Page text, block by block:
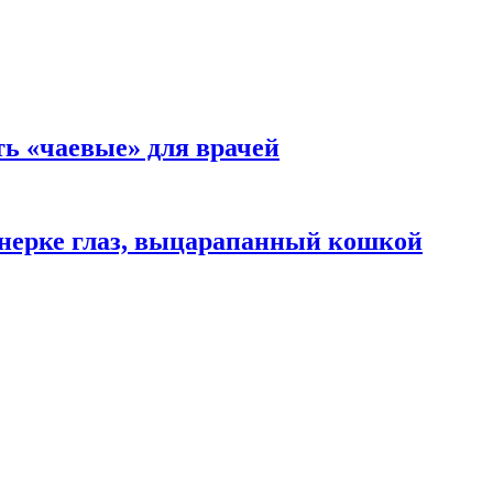
«чаевые» для врачей
глаз, выцарапанный кошкой